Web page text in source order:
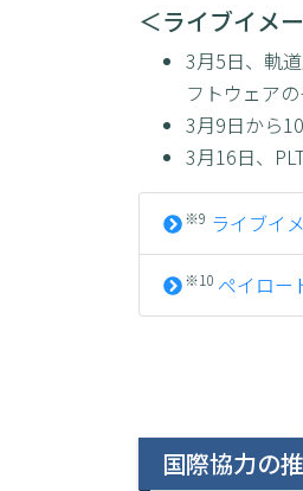
＜ライブイメ
3月5日、軌
フトウェア
3月9日から
3月16日、
※9 ライブイ
※10 ペイロー
国際協力の